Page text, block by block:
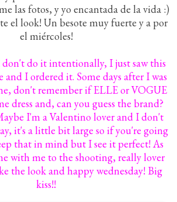
las fotos, y yo encantada de la vida :)
el look! Un besote muy fuerte y a por
el miércoles!
don't do it intentionally, I just saw this
and I ordered it. Some days after I was
don't remember if ELLE or VOGUE
dress and, can you guess the brand?
I'm a Valentino lover and I don't
it's a little bit large so if you're going
that in mind but I see it perfect! As
with me to the shooting, really lover
the look and happy wednesday! Big
kiss!!